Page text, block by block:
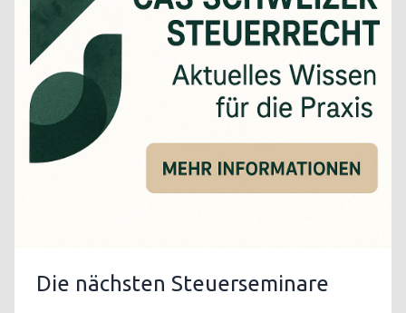
Die nächsten Steuerseminare